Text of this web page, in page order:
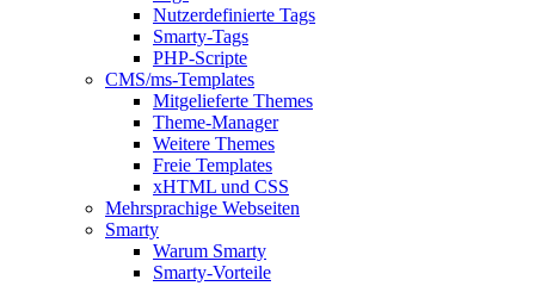
Nutzerdefinierte Tags
Smarty-Tags
PHP-Scripte
CMS/ms-Templates
Mitgelieferte Themes
Theme-Manager
Weitere Themes
Freie Templates
xHTML und CSS
Mehrsprachige Webseiten
Smarty
Warum Smarty
Smarty-Vorteile